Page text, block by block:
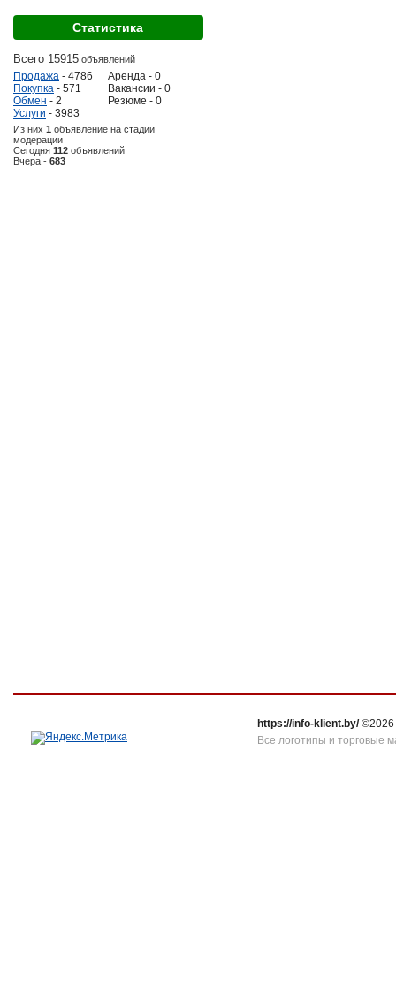
Статистика
Всего 15915 объявлений
Продажа - 4786
Покупка - 571
Обмен - 2
Услуги - 3983
Аренда - 0
Вакансии - 0
Резюме - 0
Из них 1 объявление на стадии
модерации
Сегодня 112 объявлений
Вчера - 683
https://info-klient.by/©2026
Все логотипы и торговые